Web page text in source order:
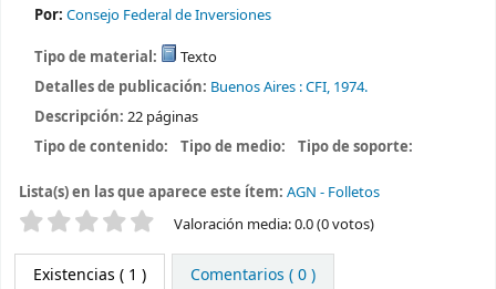
Por: Consejo Federal de Inversiones
Tipo de material:
Texto
Detalles de publicación: Buenos Aires :CFI, 1974.
Descripción: 22 páginas
Tipo de contenido:
Tipo de medio: Tipo de soporte:
Lista(s) en las que aparece este ítem: AGN - Folletos
Valoración Valoración media: 0.0 (0 votos)
Existencias ( 1 ) Comentarios ( 0 )